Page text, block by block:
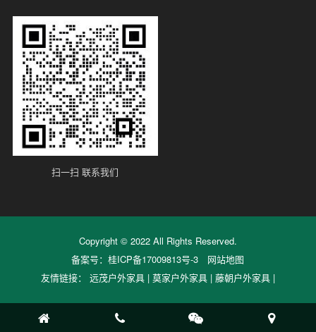
扫一扫 联系我们
Copyright © 2022 All Rights Reserved.
备案号：桂ICP备17009813号-3
网站地图
友情链接： 远茂户外家具| 莫家户外家具| 藤朝户外家具|